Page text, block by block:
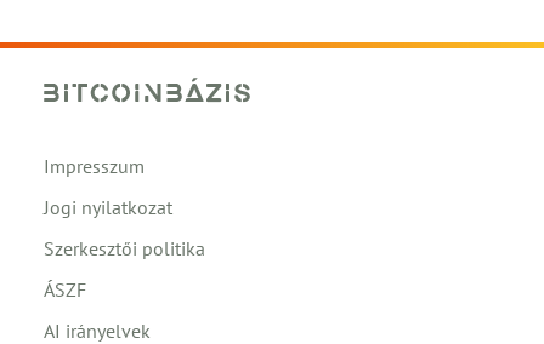
Impresszum
Jogi nyilatkozat
Szerkesztői politika
ÁSZF
AI irányelvek